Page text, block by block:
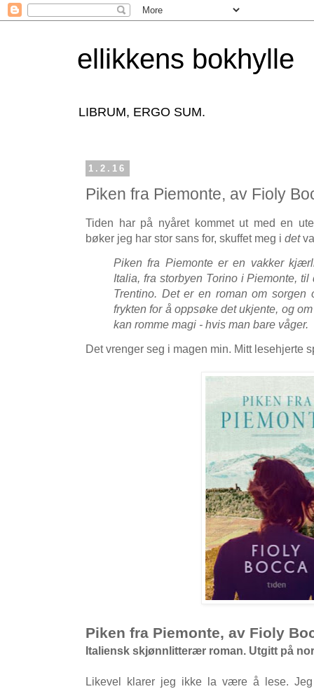
ellikkens bokhylle
LIBRUM, ERGO SUM.
1.2.16
Piken fra Piemonte, av Fioly
Tiden har på nyåret kommet ut med en
bøker jeg har stor sans for, skuffet meg i det
Piken fra Piemonte er en vakker
Italia, fra storbyen Torino i Piemonte,
Trentino. Det er en roman om sorgen
frykten for å oppsøke det ukjente, og
kan romme magi - hvis man bare våger.
Det vrenger seg i magen min. Mitt lesehjerte
Piken fra Piemonte, av Fioly
Italiensk skjønnlitterær roman. Utgitt på
Likevel klarer jeg ikke la være å lese.